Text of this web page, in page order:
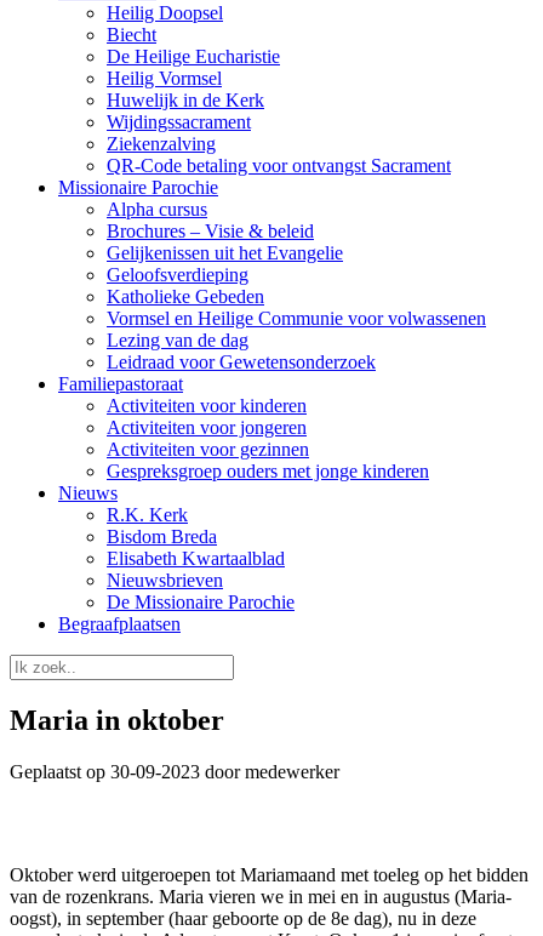
Heilig Doopsel
Biecht
De Heilige Eucharistie
Heilig Vormsel
Huwelijk in de Kerk
Wijdingssacrament
Ziekenzalving
QR-Code betaling voor ontvangst Sacrament
Missionaire Parochie
Alpha cursus
Brochures – Visie & beleid
Gelijkenissen uit het Evangelie
Geloofsverdieping
Katholieke Gebeden
Vormsel en Heilige Communie voor volwassenen
Lezing van de dag
Leidraad voor Gewetensonderzoek
Familiepastoraat
Activiteiten voor kinderen
Activiteiten voor jongeren
Activiteiten voor gezinnen
Gespreksgroep ouders met jonge kinderen
Nieuws
R.K. Kerk
Bisdom Breda
Elisabeth Kwartaalblad
Nieuwsbrieven
De Missionaire Parochie
Begraafplaatsen
Maria in oktober
Geplaatst op 30-09-2023 door medewerker
Oktober werd uitgeroepen tot Mariamaand met toeleg op het bidden
van de rozenkrans. Maria vieren we in mei en in augustus (Maria-
oogst), in september (haar geboorte op de 8e dag), nu in deze